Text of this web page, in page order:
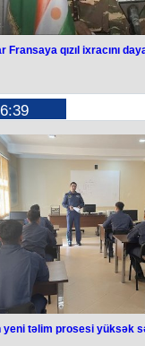
dayandırmaq qərarına
KİV hərbçilərin
Fransanı devrilən
bərpa etmək üçün hərbi
almazımız, qızılımız,
üçün
qiyamçılardan biri
Niger dünyanın yeddinci ən
görə, Fransada
olunan uranın 15%-17%-
Fransaya qızıl ixracını
yeni təlim prosesi yüksək